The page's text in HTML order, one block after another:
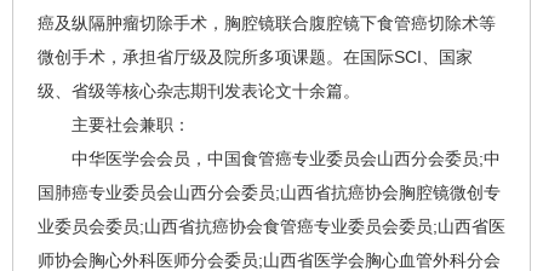
癌及纵隔肿瘤切除手术，胸腔镜联合腹腔镜下食管癌切除术等
微创手术，承担省厅级及院所多项课题。在国际SCI、国家
级、省级等核心杂志期刊发表论文十余篇。
主要社会兼职：
中华医学会会员，中国食管癌专业委员会山西分会委员;中
国肺癌专业委员会山西分会委员;山西省抗癌协会胸腔镜微创专
业委员会委员;山西省抗癌协会食管癌专业委员会委员;山西省医
师协会胸心外科医师分会委员;山西省医学会胸心血管外科分会